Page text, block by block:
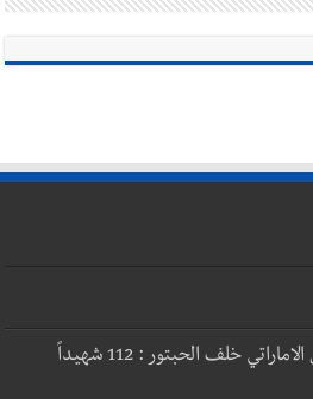
رجل الاعمال الاماراتي خلف الحبتور : 112 شهيداً